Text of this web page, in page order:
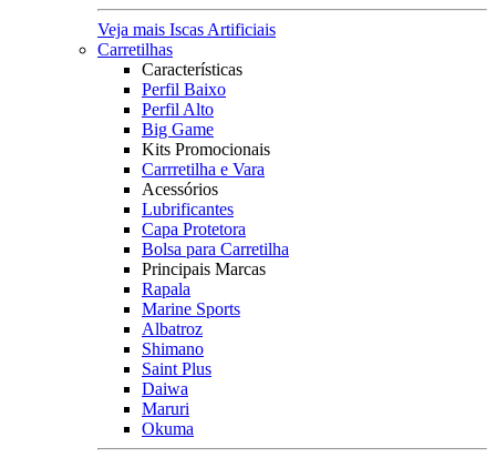
Veja mais Iscas Artificiais
Carretilhas
Características
Perfil Baixo
Perfil Alto
Big Game
Kits Promocionais
Carrretilha e Vara
Acessórios
Lubrificantes
Capa Protetora
Bolsa para Carretilha
Principais Marcas
Rapala
Marine Sports
Albatroz
Shimano
Saint Plus
Daiwa
Maruri
Okuma